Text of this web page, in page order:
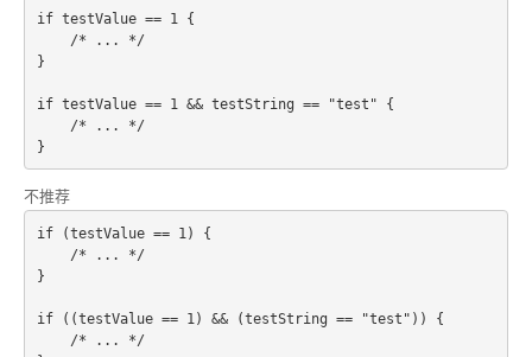
if testValue == 1 {
    /* ... */
}
if testValue == 1 && testString == "test" {
    /* ... */
不推荐
if (testValue == 1) {
    /* ... */
}
if ((testValue == 1) && (testString == "test")) {
    /* ... */